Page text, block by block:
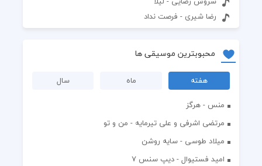
رضا شیری - فرصت نداد
محبوبترین موسیقی ها
هفته ماه
سال
منس - هرگز
مرتضی اشرفی و علی تیرمایه - من و تو
میلاد طوسی - سایه روشن
اميد فستيوال - ديپ سنس ۷